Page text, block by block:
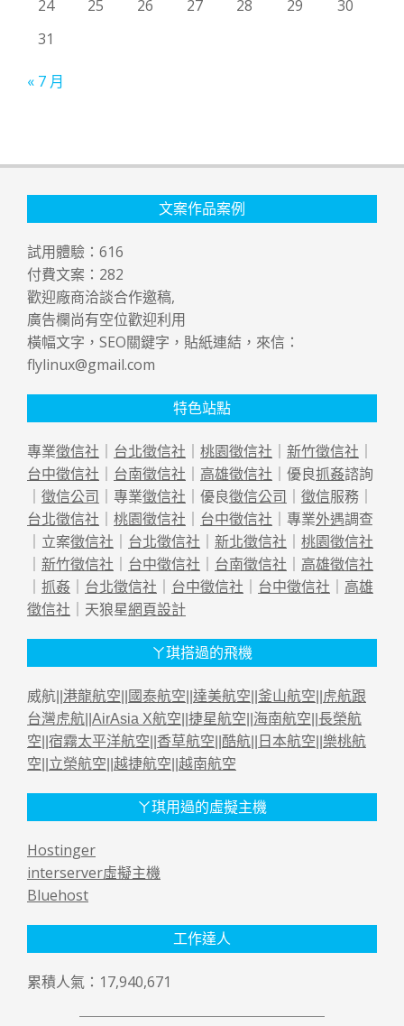
24
25 26 27 28 29
30
31
« 7 月
文案作品案例
試用體驗： 616
付費文案： 282
歡迎廠商洽談合作邀稿,
廣告欄尚有空位歡迎利用
橫幅文字，SEO關鍵字，貼紙連結，來信：
flylinux@gmail.com
特色站點
專業徵信社 台北徵信社 桃園徵信社 新竹徵信社
台中徵信社
台南徵信社 高雄徵信社 ｜優良抓姦諮詢
徵信公司 ｜專業徵信社 ｜優良徵信公司 徵信服務｜
台北徵信社
桃園徵信社 台中徵信社 ｜專業外遇調查
｜立案徵信社 台北徵信社 新北徵信社
桃園徵信社
新竹徵信社 台中徵信社 台南徵信社
高雄徵信社
抓姦 台北徵信社 台中徵信社 台中徵信社
高雄
徵信社 ｜天狼星網頁設計
ㄚ琪搭過的飛機
威航|| 港龍航空 國泰航空 達美航空 釜山航空
虎航跟
台灣虎航 AirAsia X航空 捷星航空 海南航空 長榮航
空 宿霧太平洋航空 香草航空 酷航 日本航空 樂桃航
空 立榮航空 越捷航空 越南航空
ㄚ琪用過的虛擬主機
Hostinger
interserver虛擬主機
Bluehost
工作達人
累積人氣：17,940,671